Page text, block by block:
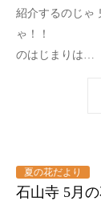
紹介するのじゃ
ゃ！！
のはじまりは…
夏の花だより
石山寺 5月